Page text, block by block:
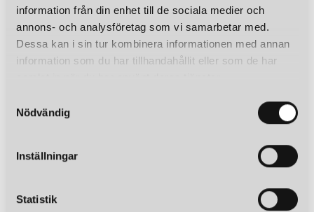
information från din enhet till de sociala medier och
annons- och analysföretag som vi samarbetar med.
Dessa kan i sin tur kombinera informationen med annan
information som du har tillhandahållit eller som de har
Nödvändig
Inställningar
Statistik
ÅRE 52-30 TAKLAMPA VIT
HEROES TAKLAMPA SVART/SVART